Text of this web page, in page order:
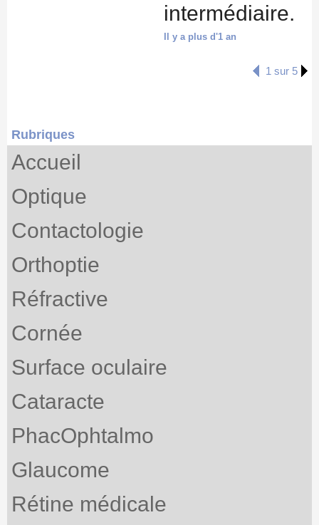
intermédiaire.
Il y a plus d'1 an
1 sur 5
Rubriques
Accueil
Optique
Contactologie
Orthoptie
Réfractive
Cornée
Surface oculaire
Cataracte
PhacOphtalmo
Glaucome
Rétine médicale